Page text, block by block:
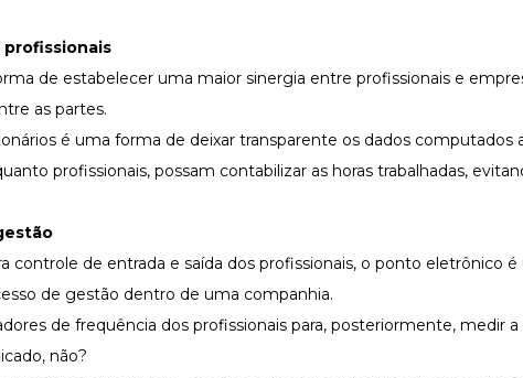
profissionais
de estabelecer uma maior sinergia entre profissionais e
as partes.
é uma forma de deixar transparente os dados computados
profissionais, possam contabilizar as horas trabalhadas,
controle de entrada e saída dos profissionais, o ponto eletrônico é
de gestão dentro de uma companhia.
de frequência dos profissionais para, posteriormente, medir a
não?